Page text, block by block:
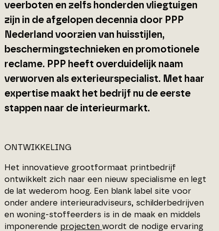
veerboten en zelfs honderden vliegtuigen
zijn in de afgelopen decennia door PPP
Nederland voorzien van huisstijlen,
beschermingstechnieken en promotionele
reclame. PPP heeft overduidelijk naam
verworven als exterieurspecialist. Met haar
expertise maakt het bedrijf nu de eerste
stappen naar de interieurmarkt.
ONTWIKKELING
Het innovatieve grootformaat printbedrijf
ontwikkelt zich naar een nieuw specialisme en legt
de lat wederom hoog. Een blank label site voor
onder andere interieuradviseurs, schilderbedrijven
en woning-stoffeerders is in de maak en middels
imponerende projecten wordt de nodige ervaring